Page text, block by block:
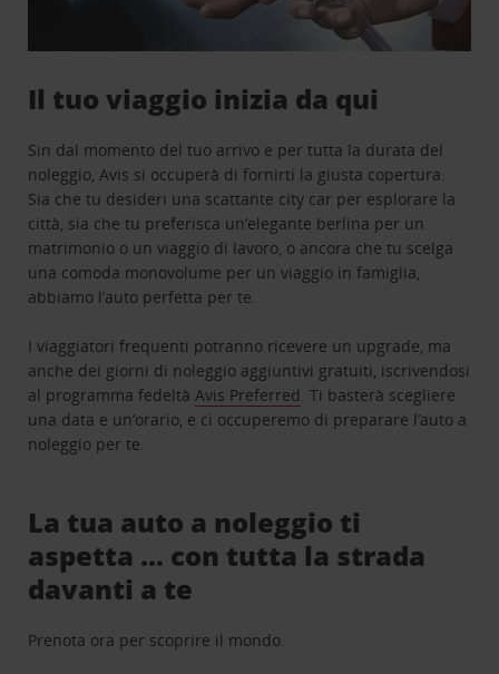
Il tuo viaggio inizia da qui
Sin dal momento del tuo arrivo e per tutta la durata del
noleggio, Avis si occuperà di fornirti la giusta copertura.
Sia che tu desideri una scattante city car per esplorare la
città, sia che tu preferisca un’elegante berlina per un
matrimonio o un viaggio di lavoro, o ancora che tu scelga
una comoda monovolume per un viaggio in famiglia,
abbiamo l’auto perfetta per te.
I viaggiatori frequenti potranno ricevere un upgrade, ma
anche dei giorni di noleggio aggiuntivi gratuiti, iscrivendosi
al programma fedeltàAvis Preferred. Ti basterà scegliere
una data e un’orario, e ci occuperemo di preparare l’auto a
noleggio per te.
La tua auto a noleggio ti
aspetta … con tutta la strada
davanti a te
Prenota ora per scoprire il mondo.